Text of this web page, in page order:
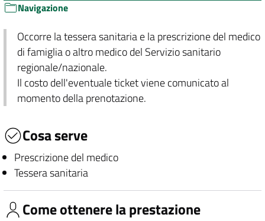
Navigazione
Occorre la tessera sanitaria e la prescrizione del medico
di famiglia o altro medico del Servizio sanitario
regionale/nazionale.
Il costo dell'eventuale ticket viene comunicato al
momento della prenotazione.
Cosa serve
Prescrizione del medico
Tessera sanitaria
Come ottenere la prestazione